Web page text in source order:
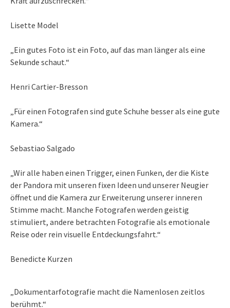
Lisette Model
„Ein gutes Foto ist ein Foto, auf das man länger als eine
Sekunde schaut.“
Henri Cartier-Bresson
„Für einen Fotografen sind gute Schuhe besser als eine gute
Kamera.“
Sebastiao Salgado
„Wir alle haben einen Trigger, einen Funken, der die Kiste
der Pandora mit unseren fixen Ideen und unserer Neugier
öffnet und die Kamera zur Erweiterung unserer inneren
Stimme macht. Manche Fotografen werden geistig
stimuliert, andere betrachten Fotografie als emotionale
Reise oder rein visuelle Entdeckungsfahrt.“
Benedicte Kurzen
„Dokumentarfotografie macht die Namenlosen zeitlos
berühmt.“